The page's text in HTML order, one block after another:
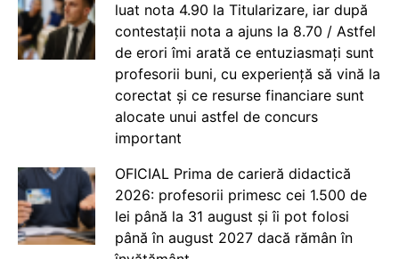
luat nota 4.90 la Titularizare, iar după
contestații nota a ajuns la 8.70 / Astfel
de erori îmi arată ce entuziasmați sunt
profesorii buni, cu experiență să vină la
corectat și ce resurse financiare sunt
alocate unui astfel de concurs
important
OFICIAL Prima de carieră didactică
2026: profesorii primesc cei 1.500 de
lei până la 31 august și îi pot folosi
până în august 2027 dacă rămân în